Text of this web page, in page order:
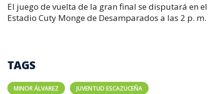
El juego de vuelta de la gran final se disputará en el
Estadio Cuty Monge de Desamparados a las 2 p. m.
TAGS
MINOR ÁLVAREZ JUVENTUD ESCAZUCEÑA